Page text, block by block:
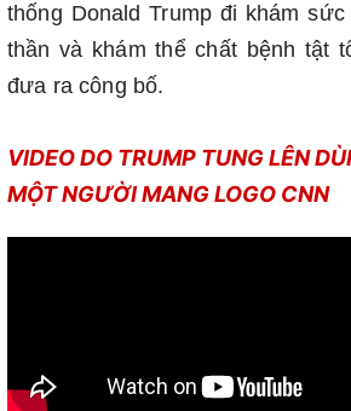
thống Donald Trump đi khám
thần và khám thể chất bệnh tật
đưa ra công bố.
VIDEO DO TRUMP TUNG LÊN
MỘT NGƯỜI MANG LOGO CNN